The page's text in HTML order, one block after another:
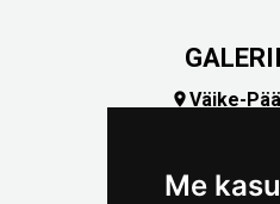
Me
Väike-